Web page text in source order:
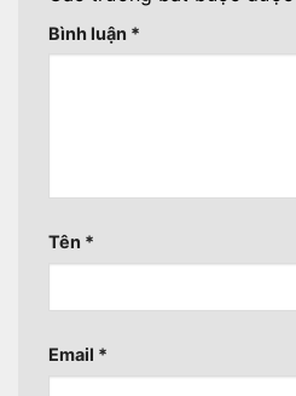
Bình luận *
Tên *
Email *